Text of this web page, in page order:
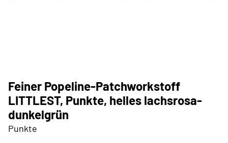
Feiner Popeline-Patchworkstoff
LITTLEST, Punkte, helles lachsrosa-
dunkelgrün
Punkte